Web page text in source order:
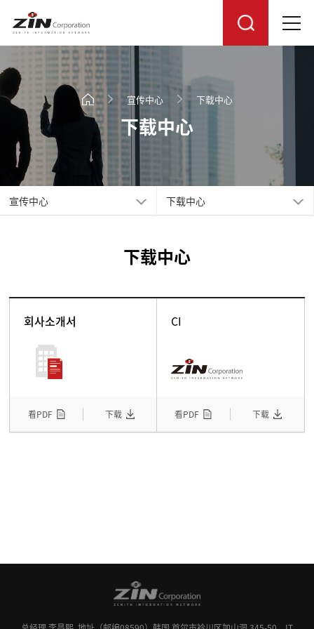
宣传中心 下载中心
下载中心
宣传中心 下载中心
下载中心
회사소개서
看PDF 下载
CI
看PDF 下载